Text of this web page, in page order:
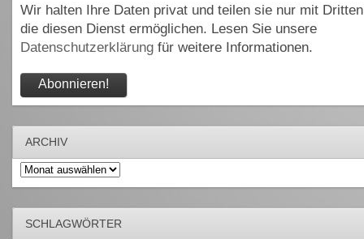
Wir halten Ihre Daten privat und teilen sie nur mit
die diesen Dienst ermöglichen. Lesen Sie unsere
Datenschutzerklärungfür weitere Informationen.
ARCHIV
Archiv
SCHLAGWÖRTER